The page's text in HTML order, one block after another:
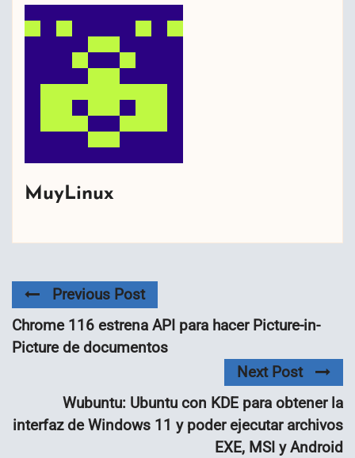
MuyLinux
Previous Post
Chrome 116 estrena API para hacer Picture-in-
Picture de documentos
Next Post
Wubuntu: Ubuntu con KDE para obtener la
interfaz de Windows 11 y poder ejecutar archivos
EXE, MSI y Android